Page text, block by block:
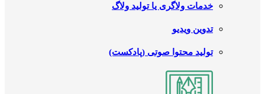
خدمات ولاگری یا تولید ولاگ
تدوین ویدیو
تولید محتوا صوتی (پادکست)